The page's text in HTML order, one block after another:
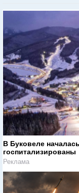
В Буковеле
госпитализированы
Реклама